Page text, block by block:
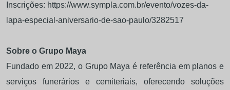
Inscrições: https://www.sympla.com.br/evento/vozes-da-
lapa-especial-aniversario-de-sao-paulo/3282517
Sobre o Grupo Maya
Fundado em 2022, o Grupo Maya é referência em planos e
serviços funerários e cemiteriais, oferecendo soluções